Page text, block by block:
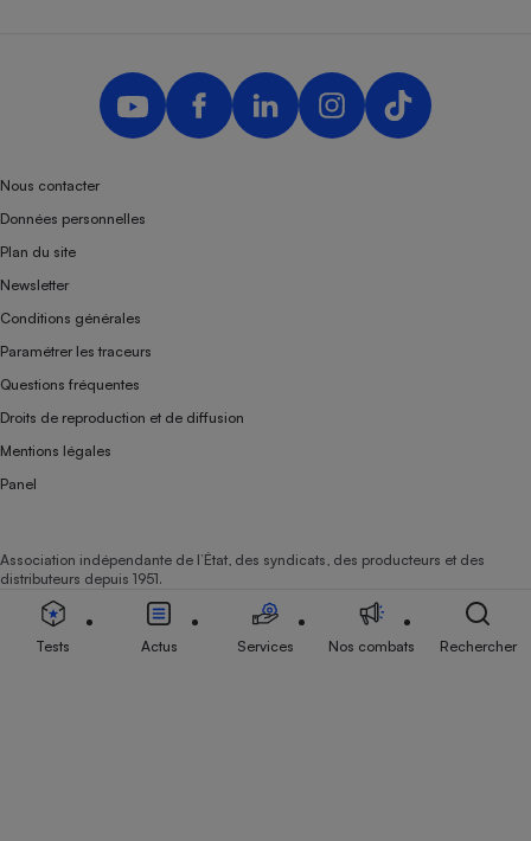
Nous contacter
Données personnelles
Plan du site
Newsletter
Conditions générales
Paramétrer les traceurs
Questions fréquentes
Droits de reproduction et de diffusion
Mentions légales
Panel
Association indépendante de l’État, des syndicats, des producteurs et des
distributeurs depuis 1951.
Tests Actus Services Nos combats Rechercher